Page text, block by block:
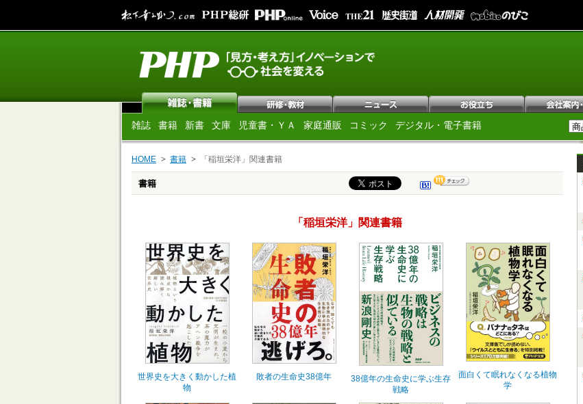
雑誌 書籍 新書 文庫 児童書・ＹＡ 家庭通販 コミック デジタル・電子書籍
HOME 書籍 「稲垣栄洋」関連書籍
書籍
「稲垣栄洋」関連書籍
世界史を大きく動かした植
物
敗者の生命史38億年
38億年の生命史に学ぶ生存
戦略
面白くて眠れなくなる植物
学